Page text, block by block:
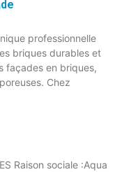
professionnelle
briques durables et
façades en briques,
Chez
Raison sociale :Aqua